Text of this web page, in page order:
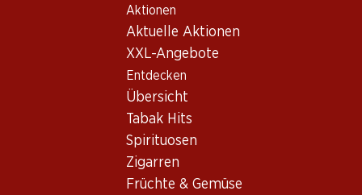
Aktionen
Aktuelle Aktionen
XXL-Angebote
Entdecken
Übersicht
Tabak Hits
Spirituosen
Zigarren
Früchte & Gemüse
Wein/Champagner
Toskana
Cecchi Governo all’uso toscano Chianti DOCG